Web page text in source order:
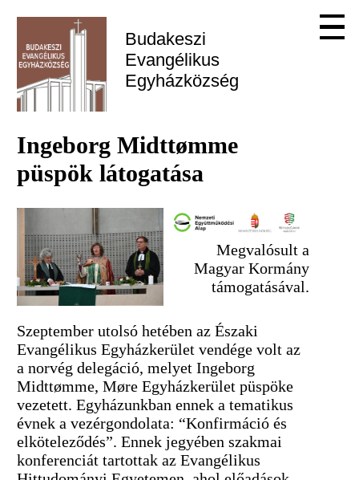
Budakeszi
Evangélikus
Egyházközség
Ingeborg Midttømme
püspök látogatása
Megvalósult a
Magyar Kormány
támogatásával.
Szeptember utolsó hetében az Északi
Evangélikus Egyházkerület vendége volt az
a norvég delegáció, melyet Ingeborg
Midttømme, Møre Egyházkerület püspöke
vezetett. Egyházunkban ennek a tematikus
évnek a vezérgondolata: “Konfirmáció és
elköteleződés”. Ennek jegyében szakmai
konferenciát tartottak az Evangélikus